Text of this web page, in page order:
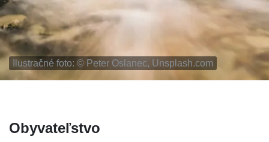
Ilustračné foto: © Peter Oslanec, Unsplash.com
Obyvateľstvo